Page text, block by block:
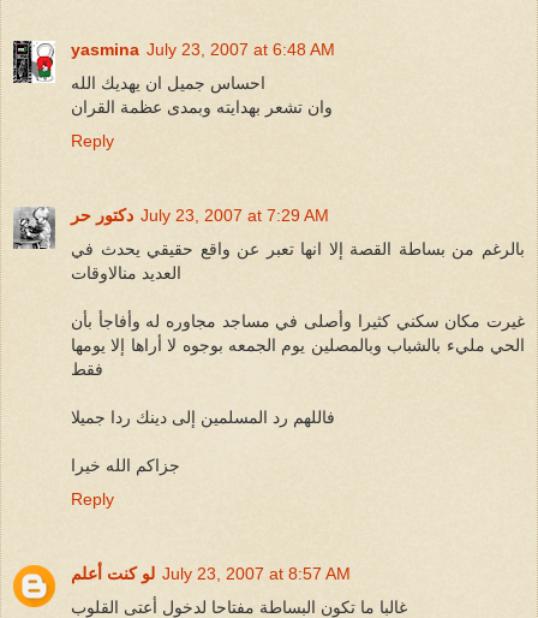
yasmina July 23, 2007 at 6:48 AM
احساس جميل ان يهديك الله
وان تشعر بهدايته وبمدى عظمة القران
Reply
دكتور حر July 23, 2007 at 7:29 AM
بالرغم من بساطة القصة إلا انها تعبر عن واقع حقيقي يحدث في
العديد منالاوقات
غيرت مكان سكني كثيرا وأصلى في مساجد مجاوره له وأفاجأ بأن
الحي مليء بالشباب وبالمصلين يوم الجمعه بوجوه لا أراها إلا يومها
فقط
فاللهم رد المسلمين إلى دينك ردا جميلا
جزاكم الله خيرا
Reply
لو كنت أعلم July 23, 2007 at 8:57 AM
غالبا ما تكون البساطة مفتاحا لدخول أعتى القلوب